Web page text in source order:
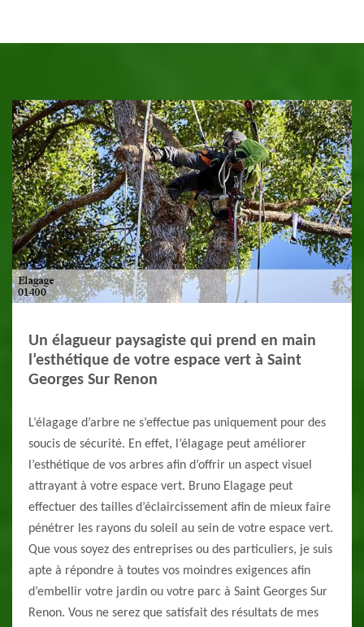
Un élagueur paysagiste qui prend en main
l’esthétique de votre espace vert à Saint
Georges Sur Renon
L’élagage d’arbre ne s’effectue pas uniquement pour des
soucis de sécurité. En effet, l’élagage peut améliorer
l’esthétique de vos arbres afin d’offrir un aspect visuel
attrayant à votre espace vert. Bruno Elagage peut
effectuer des tailles d’éclaircissement afin de mieux faire
pénétrer les rayons du soleil au sein de votre espace vert.
Que vous soyez des entreprises ou des particuliers, je suis
apte à répondre à toutes vos moindres exigences afin
d’embellir votre jardin ou votre parc à Saint Georges Sur
Renon. Vous ne serez que satisfait des résultats de mes